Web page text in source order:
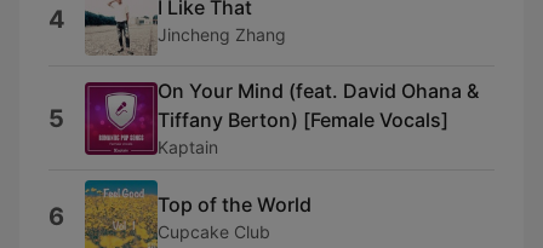
4 I Like That
Jincheng Zhang
5
On Your Mind (feat. David Ohana &
Tiffany Berton) [Female Vocals]
Kaptain
6 Top of the World
Cupcake Club